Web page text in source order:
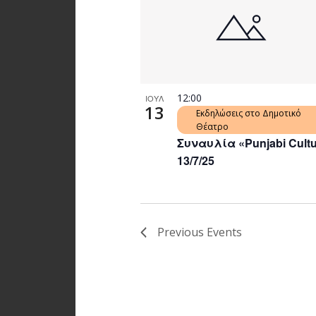
ΙΟΥΛ
13
Συναυλία «Punjabi
13/7/25
12:00
Εκδηλώσεις στο Δημοτικό
Θέατρο
Previous Events